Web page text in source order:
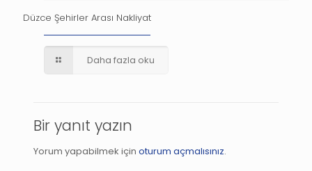
Düzce Şehirler Arası Nakliyat
Daha fazla oku
Bir yanıt yazın
Yorum yapabilmek için oturum açmalısınız.